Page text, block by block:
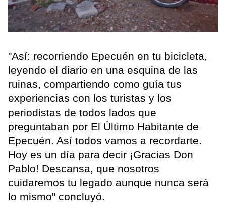
"Así: recorriendo Epecuén en tu bicicleta,
leyendo el diario en una esquina de las
ruinas, compartiendo como guía tus
experiencias con los turistas y los
periodistas de todos lados que
preguntaban por El Último Habitante de
Epecuén. Así todos vamos a recordarte.
Hoy es un día para decir ¡Gracias Don
Pablo! Descansa, que nosotros
cuidaremos tu legado aunque nunca será
lo mismo" concluyó.